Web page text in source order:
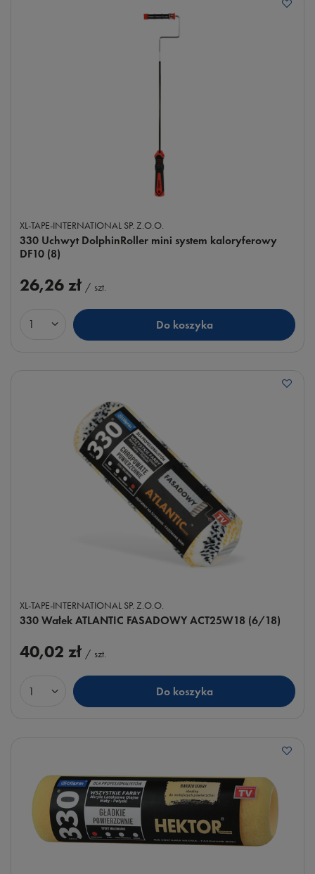
XL-TAPE-INTERNATIONAL SP. Z.O.O.
330 Uchwyt DolphinRoller mini system kaloryferowy
DF10 (8)
26,26 zł / szt.
Ilość produktów Do koszyka
XL-TAPE-INTERNATIONAL SP. Z.O.O.
330 Wałek ATLANTIC FASADOWY ACT25W18 (6/18)
40,02 zł / szt.
Ilość produktów Do koszyka